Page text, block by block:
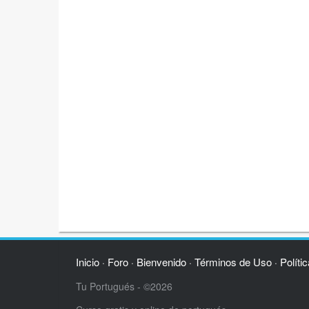
Inicio· Foro· Bienvenido· Términos de Uso·
Tu Portugués - ©2026